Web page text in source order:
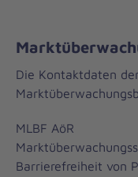
Die Kontaktdaten
MLBF AöR
Barrierefreiheit von